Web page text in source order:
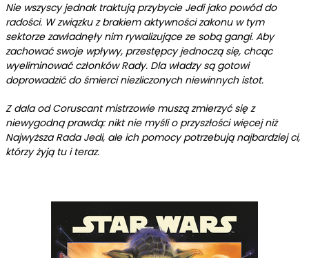
Nie wszyscy jednak traktują przybycie Jedi jako powód do
radości. W związku z brakiem aktywności zakonu w tym
sektorze zawładnęły nim rywalizujące ze sobą gangi. Aby
zachować swoje wpływy, przestępcy jednoczą się, chcąc
wyeliminować członków Rady. Dla władzy są gotowi
doprowadzić do śmierci niezliczonych niewinnych istot.
Z dala od Coruscant mistrzowie muszą zmierzyć się z
niewygodną prawdą: nikt nie myśli o przyszłości więcej niż
Najwyższa Rada Jedi, ale ich pomocy potrzebują najbardziej ci,
którzy żyją tu i teraz.